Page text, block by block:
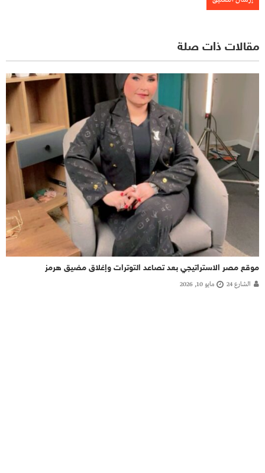
مقالات ذات صلة
موقع مصر الاستراتيجي بعد تصاعد التوترات وإغلاق مضيق هرمز
الشارع 24 مايو 10, 2026